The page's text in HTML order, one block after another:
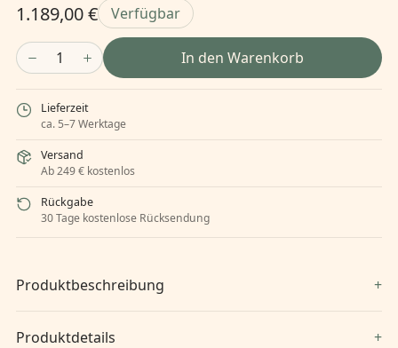
1.189,00 € Verfügbar
1 In den Warenkorb
Lieferzeit
ca. 5–7 Werktage
Versand
Ab 249 € kostenlos
Rückgabe
30 Tage kostenlose Rücksendung
Produktbeschreibung
Produktdetails